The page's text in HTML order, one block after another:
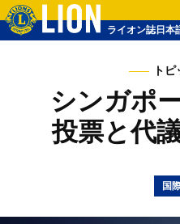
ライオン誌日本
ト
シンガポ
投票と代
国